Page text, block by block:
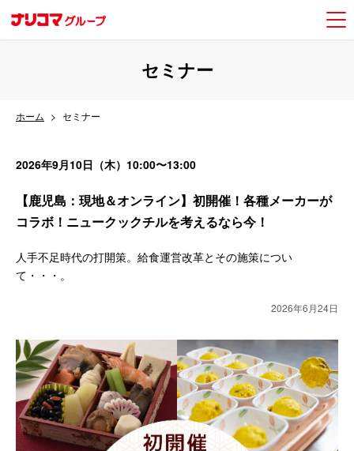
セミナー
ホーム セミナー
2026年9月10日（木）10:00〜13:00
【鹿児島：現地＆オンライン】初開催！各種メーカーが
コラボ！ニュークックチルを考えるなら今！
人手不足時代の打開策。給食運営改革とその施策につい
て・・・。
2026年6月24日